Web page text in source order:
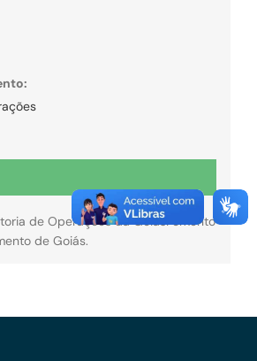
de Operações da GoiásFomento
de Goiás.